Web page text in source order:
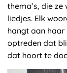
thema’s, die
liedjes. Elk
hangt aan haar
optreden dat
dat hoort te